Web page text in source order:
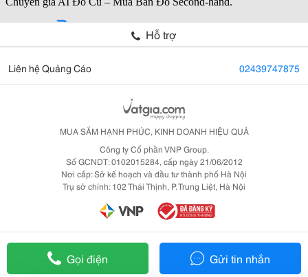
Gọi điện Gửi tin nhắn
Hỗ trợ
Liên hệ Quảng Cáo 02439747875
MUA SẮM HẠNH PHÚC, KINH DOANH HIỆU QUẢ
Công ty Cổ phần VNP Group.
Số GCNDT: 0102015284, cấp ngày 21/06/2012
Nơi cấp: Sở kế hoạch và đầu tư thành phố Hà Nội
Trụ sở chính: 102 Thái Thịnh, P. Trung Liệt, Hà Nội